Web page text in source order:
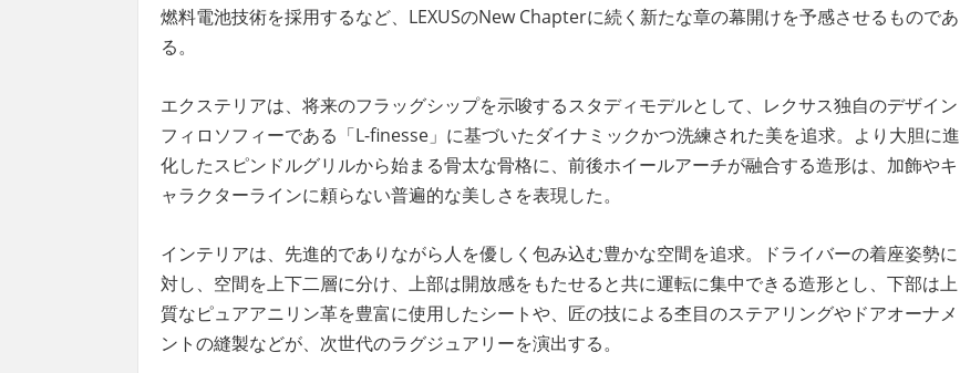
燃料電池技術を採用するなど、LEXUSのNew Chapterに続く新たな章の幕開けを予感させるものであ
る。
エクステリアは、将来のフラッグシップを示唆するスタディモデルとして、レクサス独自のデザイン
フィロソフィーである「L-finesse」に基づいたダイナミックかつ洗練された美を追求。より大胆に進
化したスピンドルグリルから始まる骨太な骨格に、前後ホイールアーチが融合する造形は、加飾やキ
ャラクターラインに頼らない普遍的な美しさを表現した。
インテリアは、先進的でありながら人を優しく包み込む豊かな空間を追求。ドライバーの着座姿勢に
対し、空間を上下二層に分け、上部は開放感をもたせると共に運転に集中できる造形とし、下部は上
質なピュアアニリン革を豊富に使用したシートや、匠の技による杢目のステアリングやドアオーナメ
ントの縫製などが、次世代のラグジュアリーを演出する。